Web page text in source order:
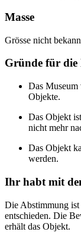
Masse
Grösse nicht
Gründe für die
Das Museum
Objekte.
Das Objekt
nicht mehr
Das Objekt
werden.
Ihr habt mit
Die Abstimmung ist
entschieden. Die
erhält das Objekt.